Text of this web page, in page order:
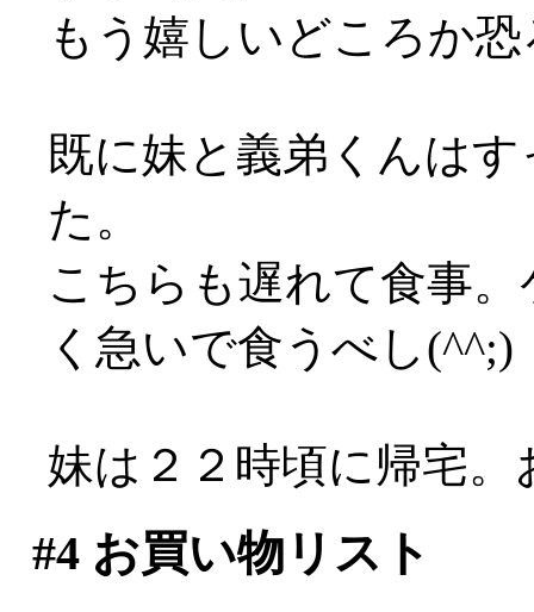
もう嬉しいどころか
既に妹と義弟くんは
た。
こちらも遅れて食事
く急いで食うべし(^^;)
妹は２２時頃に帰宅。
#4お買い物リスト